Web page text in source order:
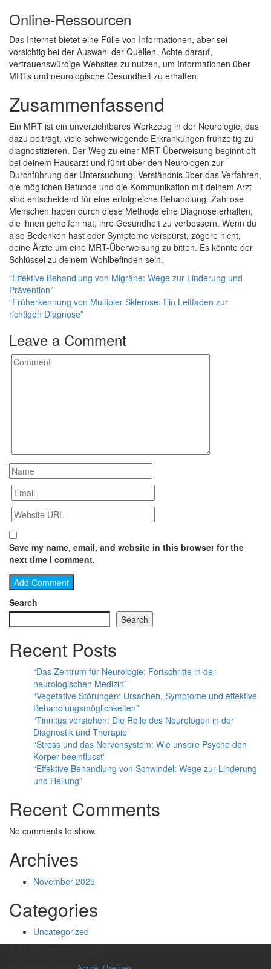
Online-Ressourcen
Das Internet bietet eine Fülle von Informationen, aber sei
vorsichtig bei der Auswahl der Quellen. Achte darauf,
vertrauenswürdige Websites zu nutzen, um Informationen über
MRTs und neurologische Gesundheit zu erhalten.
Zusammenfassend
Ein MRT ist ein unverzichtbares Werkzeug in der Neurologie, das
dazu beiträgt, viele schwerwiegende Erkrankungen frühzeitig zu
diagnostizieren. Der Weg zu einer MRT-Überweisung beginnt oft
bei deinem Hausarzt und führt über den Neurologen zur
Durchführung der Untersuchung. Verständnis über das Verfahren,
die möglichen Befunde und die Kommunikation mit deinem Arzt
sind entscheidend für eine erfolgreiche Behandlung. Zahllose
Menschen haben durch diese Methode eine Diagnose erhalten,
die ihnen geholfen hat, ihre Gesundheit zu verbessern. Wenn du
also Bedenken hast oder Symptome verspürst, zögere nicht,
deine Ärzte um eine MRT-Überweisung zu bitten. Es könnte der
Schlüssel zu deinem Wohlbefinden sein.
Post
navigation
“Effektive Behandlung von Migräne: Wege zur Linderung und
Prävention”
“Früherkennung von Multipler Sklerose: Ein Leitfaden zur
richtigen Diagnose”
Leave a Comment
Save my name, email, and website in this browser for the
next time I comment.
Search
Search
Recent Posts
“Das Zentrum für Neurologie: Fortschritte in der
neurologischen Medizin”
“Vegetative Störungen: Ursachen, Symptome und effektive
Behandlungsmöglichkeiten”
“Tinnitus verstehen: Die Rolle des Neurologen in der
Diagnostik und Therapie”
“Stress und das Nervensystem: Wie unsere Psyche den
Körper beeinflusst”
“Effektive Behandlung von Schwindel: Wege zur Linderung
und Heilung”
Recent Comments
No comments to show.
Archives
November 2025
Categories
Uncategorized